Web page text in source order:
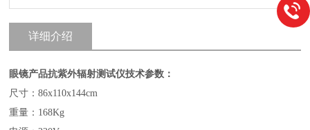
详细介绍
眼镜产品抗紫外辐射测试仪技术参数：
尺寸：86x110x144cm
重量：168Kg